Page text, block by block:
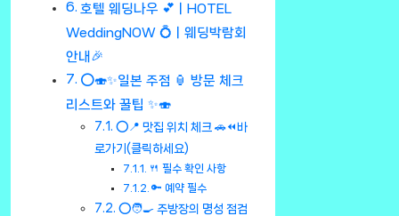
호텔 웨딩나우 💕ㅣHOTEL
WeddingNOW 💍ㅣ웨딩박람회
안내🎉
⭕🍣✨일본 주점 🏮 방문 체크
리스트와 꿀팁 ✨🍣
⭕📍 맛집 위치 체크 🚗⏪바
로가기(클릭하세요)
🍴 필수 확인 사항
🔑 예약 필수
⭕🧑‍🍳 주방장의 명성 점검